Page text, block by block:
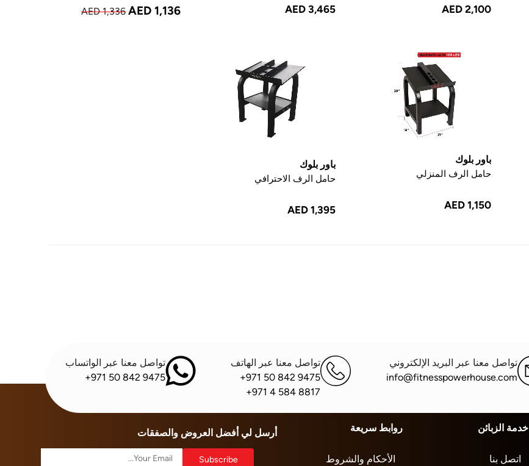
AED 2,100
AED 3,465
AED 1,336 AED 1,136
باور بلوك
حامل الرف المنزلي
AED 1,150
باور بلوك
حامل الرف الاحترافي
AED 1,395
تواصل معنا عبر البريد الإلكتروني
info@fitnesspowerhouse.com
تواصل معنا عبر الهاتف
+971 50 842 9475
+971 4 584 8817
تواصل معنا عبر الواتساب
+971 50 842 9475
خدمة الزبائن
اتصل بنا
روابط سريعة
الأحكام والشروط
أرسل لي أفضل العروض والصفقات